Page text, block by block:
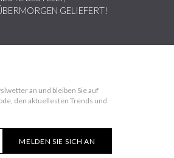
GELIEFERT!
an und bleiben Sie auf
den aktuellesten Trends und
MELDEN SIE SICH AN